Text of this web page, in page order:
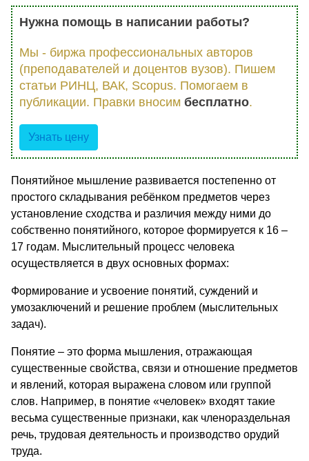
Нужна помощь в написании работы?
Мы - биржа профессиональных авторов
(преподавателей и доцентов вузов). Пишем
статьи РИНЦ, ВАК, Scopus. Помогаем в
публикации. Правки вносим бесплатно.
Узнать цену
Понятийное мышление развивается постепенно от
простого складывания ребёнком предметов через
установление сходства и различия между ними до
собственно понятийного, которое формируется к 16 –
17 годам. Мыслительный процесс человека
осуществляется в двух основных формах:
Формирование и усвоение понятий, суждений и
умозаключений и решение проблем (мыслительных
задач).
Понятие – это форма мышления, отражающая
существенные свойства, связи и отношение предметов
и явлений, которая выражена словом или группой
слов. Например, в понятие «человек» входят такие
весьма существенные признаки, как членораздельная
речь, трудовая деятельность и производство орудий
труда.